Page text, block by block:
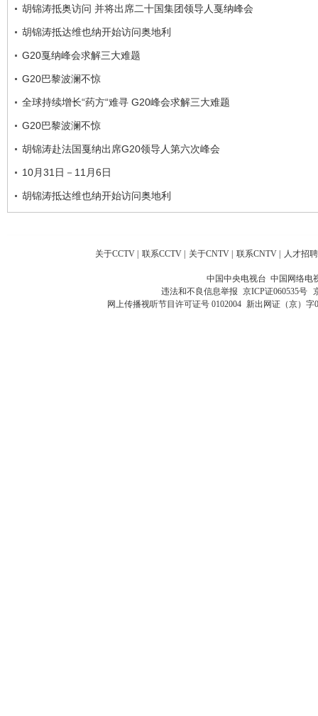
胡锦涛抵奥访问 并将出席二十国集团领导人戛纳峰会
胡锦涛抵达维也纳开始访问奥地利
G20戛纳峰会求解三大难题
G20巴黎波澜不惊
全球持续增长“药方“难寻 G20峰会求解三大难题
G20巴黎波澜不惊
胡锦涛赴法国戛纳出席G20领导人第六次峰会
10月31日－11月6日
胡锦涛抵达维也纳开始访问奥地利
关于CCTV | 联系CCTV | 关于CNTV | 联系CNTV | 人才招聘
中国中央电视台 中国网络电
违法和不良信息举报 京ICP证060535号
网上传播视听节目许可证号 0102004 新出网证（京）